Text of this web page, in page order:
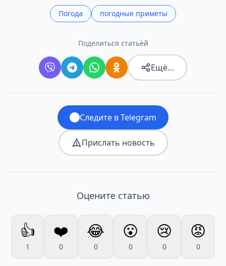
Погода погодные приметы
Поделиться статьёй
Ещё…
Следите в Telegram
Прислать новость
Оцените статью
👍
1
❤️
0
😂
0
😮
0
😢
0
😡
0